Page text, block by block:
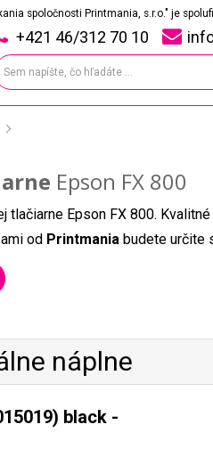
spoločnosti Printmania, s.r.o." je
+421 46/312 70 10
Epson FX 800
tlačiarne Epson FX 800.
od Printmania budete určite
náplne
black -